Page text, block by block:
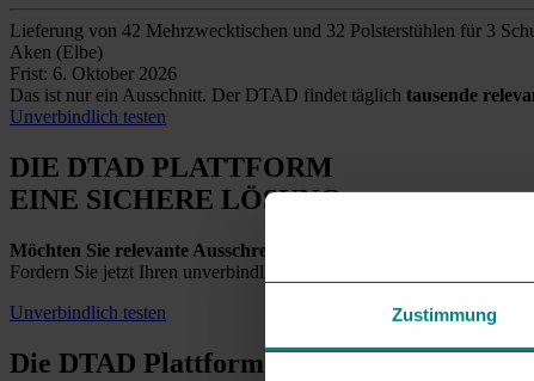
Zustimmung
Lieferung von 42 Mehrzwecktischen und 32 Polsterstühlen für 3
Aken (Elbe)
Frist: 6. Oktober 2026
Das ist nur ein Ausschnitt. Der DTAD findet täglich tausende
Unverbindlich testen
DIE DTAD PLATTFORM
EINE SICHERE LÖSUNG
Möchten Sie relevante Ausschreibungen in Wien und der
Fordern Sie jetzt Ihren unverbindlichen Testzugang an und
Unverbindlich testen
Die DTAD Plattformin Zahlen